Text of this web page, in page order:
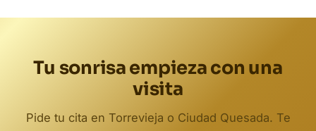
Tu sonrisa empieza con una
visita
Pide tu cita en Torrevieja o Ciudad Quesada. Te